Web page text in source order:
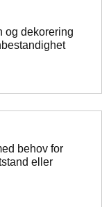
og dekorering
behov for
eller